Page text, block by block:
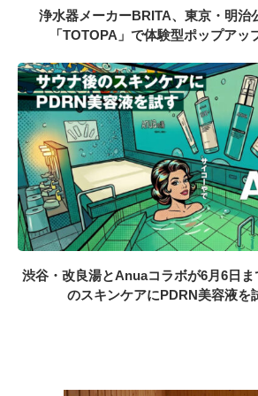
浄水器メーカーBRITA、東京・明治
「TOTOPA」で体験型ポップアッ
渋谷・改良湯とAnuaコラボが6月6日
のスキンケアにPDRN美容液を